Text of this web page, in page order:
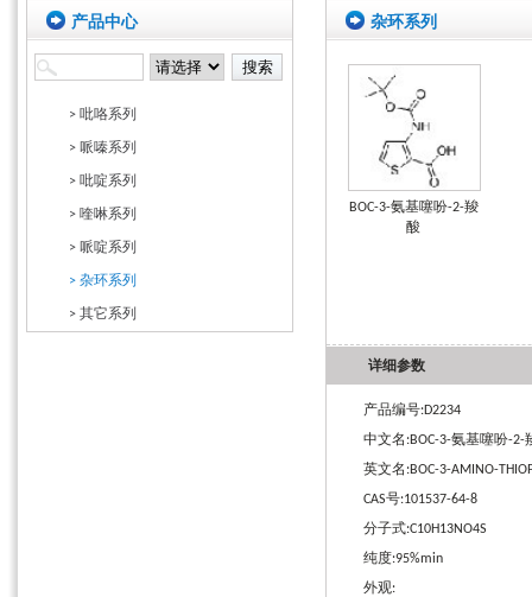
产品中心
> 吡咯系列
> 哌嗪系列
> 吡啶系列
> 喹啉系列
> 哌啶系列
> 杂环系列
> 其它系列
杂环系列
BOC-3-氨基噻吩-2-羧
酸
详细参数
产品编号:D2234
中文名:BOC-3-氨基噻吩-2-
英文名:BOC-3-AMINO-
CAS号:101537-64-8
分子式:C10H13NO4S
纯度:95%min
外观: